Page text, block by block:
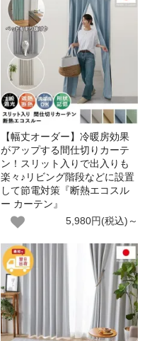
【幅丈オーダー】冷暖房効果
がアップする間仕切りカーテ
ン！スリット入りで出入りも
楽々♪リビング階段などに設置
して節電対策『断熱エコスル
ー カーテン』
5,980円(税込)～